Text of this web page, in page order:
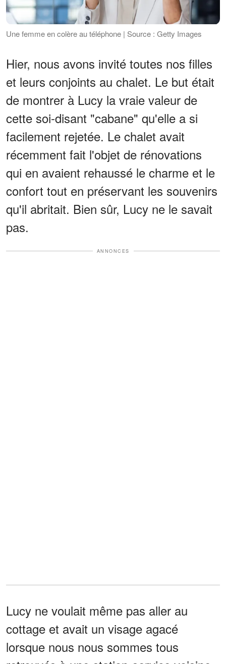
Une femme en colère au téléphone | Source : Getty Images
Hier, nous avons invité toutes nos filles
et leurs conjoints au chalet. Le but était
de montrer à Lucy la vraie valeur de
cette soi-disant "cabane" qu'elle a si
facilement rejetée. Le chalet avait
récemment fait l'objet de rénovations
qui en avaient rehaussé le charme et le
confort tout en préservant les souvenirs
qu'il abritait. Bien sûr, Lucy ne le savait
pas.
ANNONCES
Lucy ne voulait même pas aller au
cottage et avait un visage agacé
lorsque nous nous sommes tous